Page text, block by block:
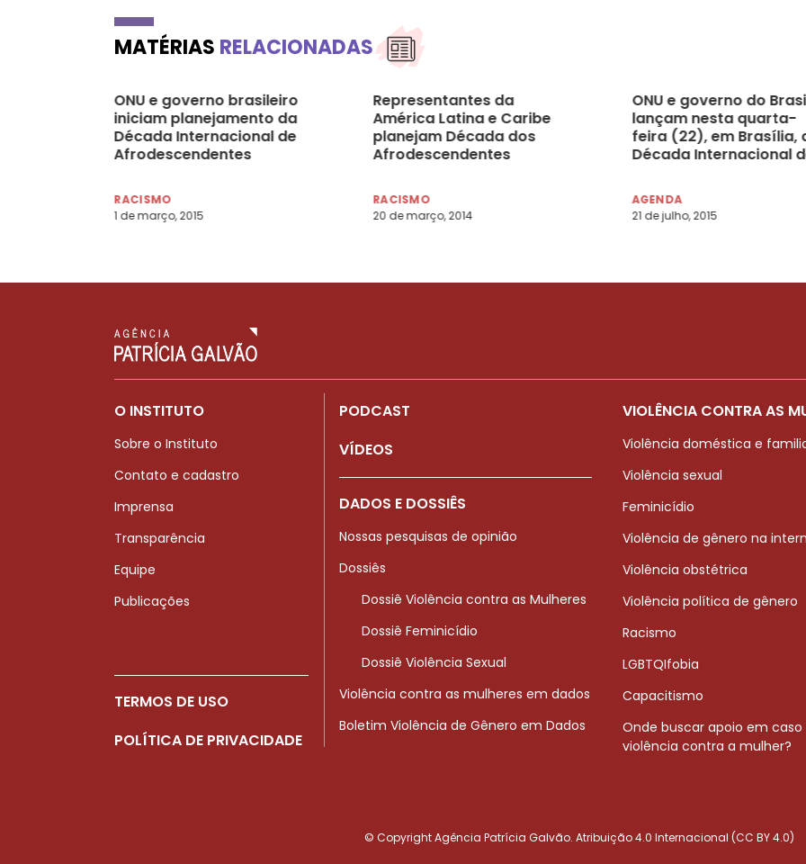
MATÉRIAS RELACIONADAS
ONU e governo brasileiro
iniciam planejamento da
Década Internacional de
Afrodescendentes
RACISMO
1 de março, 2015
Representantes da
América Latina e Caribe
planejam Década dos
Afrodescendentes
RACISMO
20 de março, 2014
ONU e governo do
lançam nesta quarta-
feira (22), em Brasília,
Década Internacional
AGENDA
21 de julho, 2015
O INSTITUTO
Sobre o Instituto
Contato e cadastro
Imprensa
Transparência
Equipe
Publicações
TERMOS DE USO
POLÍTICA DE PRIVACIDADE
PODCAST
VÍDEOS
DADOS E DOSSIÊS
Nossas pesquisas de opinião
Dossiês
Dossiê Violência contra as Mulheres
Dossiê Feminicídio
Dossiê Violência Sexual
Violência contra as mulheres em dados
Boletim Violência de Gênero em Dados
VIOLÊNCIA CONTRA AS
Violência doméstica e
Violência sexual
Feminicídio
Violência de gênero na
Violência obstétrica
Violência política de gênero
Racismo
LGBTQIfobia
Capacitismo
Onde buscar apoio em caso
violência contra a mulher?
© Copyright Agência Patrícia Galvão. Atribuição 4.0 Internacional (CC BY 4.0)